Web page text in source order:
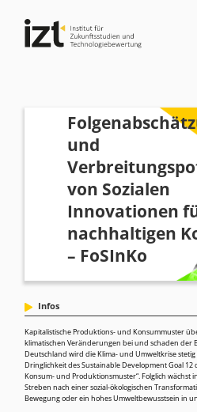
und
von Sozialen
Innovationen
nachhaltigen
– FoSInKo
Kapitalistische Produktions- und Konsummuster
klimatischen Veränderungen bei und schaden der
Deutschland wird die Klima- und Umweltkrise
Dringlichkeit des Sustainable Development Goal
Konsum- und Produktionsmuster“. Folglich wächst
Streben nach einer sozial-ökologischen
Bewegung oder ein hohes Umweltbewusstsein in
Infos